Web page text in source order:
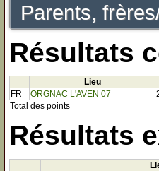
Parents,
Résultats
Lieu
FR
ORGNAC L'AVEN 07
Total des points
Résultats